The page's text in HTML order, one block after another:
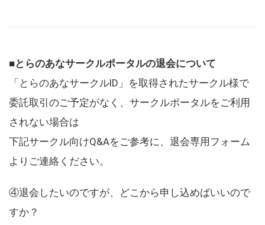
■とらのあなサークルポータルの退会について
「とらのあなサークルID」を取得されたサークル様で
委託取引のご予定がなく、サークルポータルをご利用
されない場合は
下記サークル向けQ&Aをご参考に、退会専用フォーム
よりご連絡ください。
④退会したいのですが、どこから申し込めばいいので
すか？